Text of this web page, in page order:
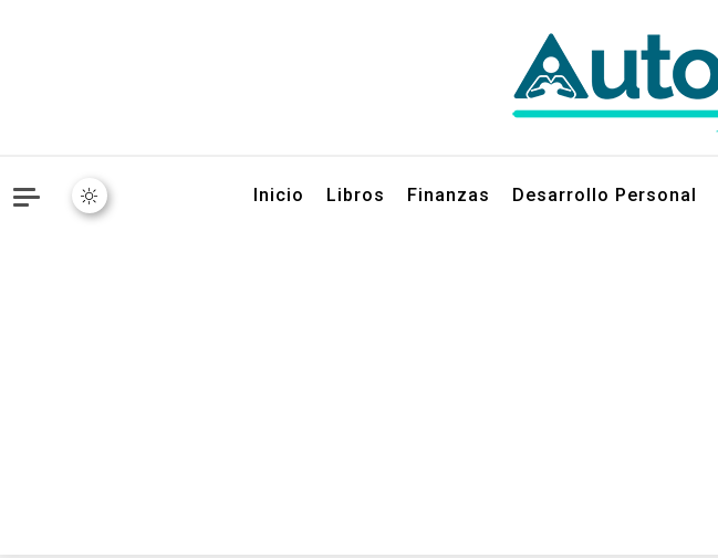
Inicio Libros Finanzas Desarrollo Personal